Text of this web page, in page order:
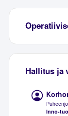
Hallitus ja
Inno-